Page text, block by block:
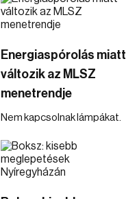
Energiaspórolás miatt
változik az MLSZ
menetrendje
Nem kapcsolnak lámpákat.